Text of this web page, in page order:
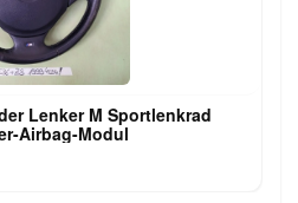
Lenker M Sportlenkrad
Airbag-Modul